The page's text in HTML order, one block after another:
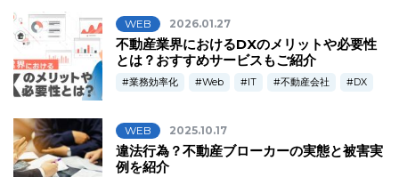
WEB 2026.01.27
不動産業界におけるDXのメリットや必要性
とは？おすすめサービスもご紹介
業務効率化 Web IT 不動産会社 DX
WEB 2025.10.17
違法行為？不動産ブローカーの実態と被害実
例を紹介